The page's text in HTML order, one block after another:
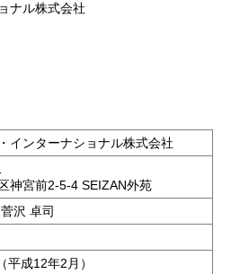
ナル株式会社
インターナショナル株式会社
神宮前2-5-4 SEIZAN外苑
沢 卓司
平成12年2月）